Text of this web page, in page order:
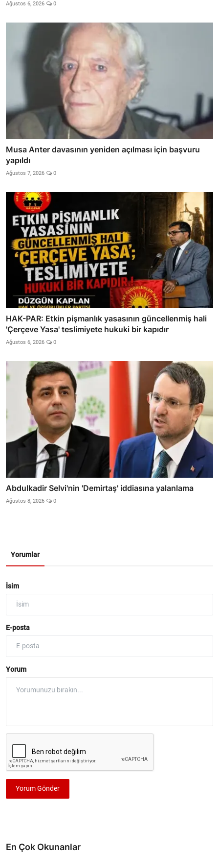
Ağustos 6, 2026 0
Musa Anter davasının yeniden açılması için başvuru
yapıldı
Ağustos 7, 2026 0
HAK-PAR: Etkin pişmanlık yasasının güncellenmiş hali
'Çerçeve Yasa' teslimiyete hukuki bir kapıdır
Ağustos 6, 2026 0
Abdulkadir Selvi'nin 'Demirtaş' iddiasına yalanlama
Ağustos 8, 2026 0
Yorumlar
İsim
E-posta
Yorum
Yorum Gönder
En Çok Okunanlar